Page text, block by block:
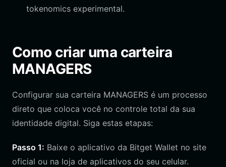
tokenomics experimental.
Como criar uma carteira
MANAGERS
Configurar sua carteira MANAGERS é um processo
direto que coloca você no controle total da sua
identidade digital. Siga estas etapas:
Passo 1: Baixe o aplicativo da Bitget Wallet no site
oficial ou na loja de aplicativos do seu celular.